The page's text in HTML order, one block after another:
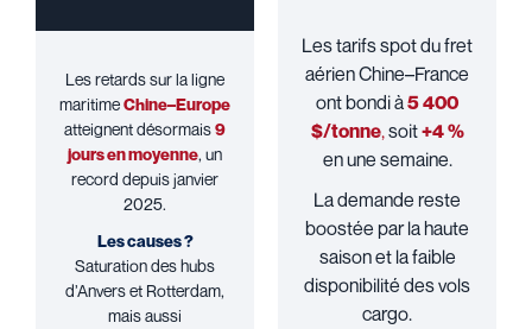
Les retards sur la ligne
maritimeChine–Europe
atteignent désormais9
jours en moyenne, un
record depuis janvier
2025.
Les causes ?
Saturation des hubs
d’Anvers et Rotterdam,
mais aussi
Les tarifs spot du fret
aérien Chine–France
ont bondi à5 400
$/tonne,soit+4 %
en une semaine.
La demande reste
boostée par la haute
saison et la faible
disponibilité des vols
cargo.